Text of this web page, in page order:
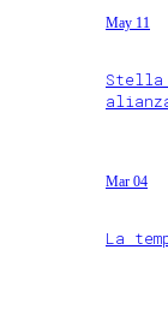
May 11
Stella
Mar 04
La